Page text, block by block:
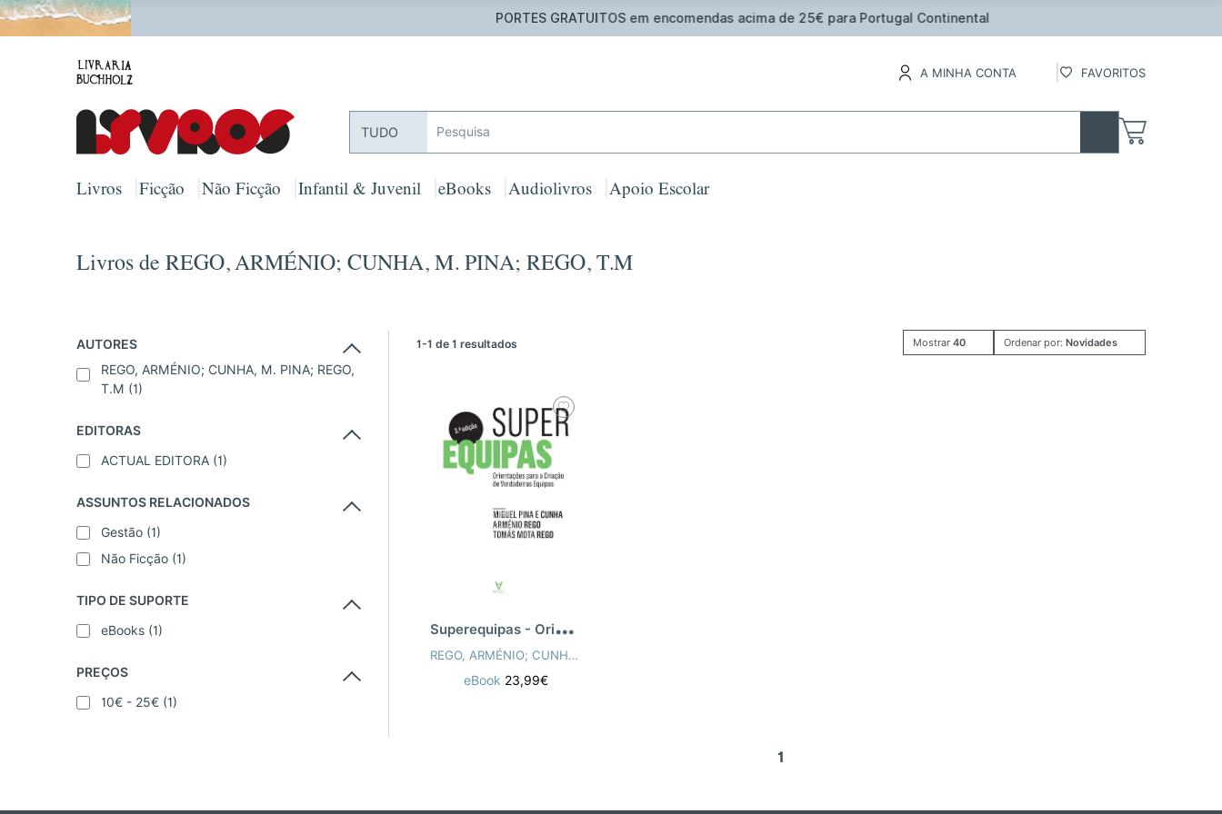
PORTES GRATUITOS em encomendas acima de 25€ para Portugal Continental
A MINHA CONTA FAVORITOS
TUDO
Livros Ficção Não Ficção Infantil & Juvenil eBooks Audiolivros Apoio Escolar
Livros de REGO, ARMÉNIO; CUNHA, M. PINA; REGO, T.M
AUTORES
REGO, ARMÉNIO; CUNHA, M. PINA; REGO,
T.M (1)
EDITORAS
ACTUAL EDITORA (1)
ASSUNTOS RELACIONADOS
Gestão (1)
Não Ficção (1)
TIPO DE SUPORTE
eBooks (1)
PREÇOS
10€ - 25€ (1)
1-1 de 1 resultados Mostrar 40 Ordenar por: Novidades
S
uperequipas - Orientações para a Criaçã
REGO, ARMÉNIO; CUNHA, M. PINA; REGO, T.M
eBook 23,99€
1